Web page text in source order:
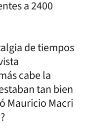
a 2400
de tiempos
cabe la
tan bien
Mauricio Macri